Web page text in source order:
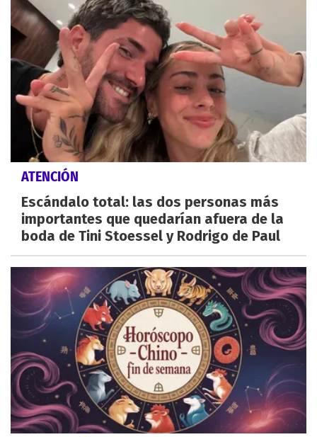
ATENCIÓN
Escándalo total: las dos personas más
importantes que quedarían afuera de la
boda de Tini Stoessel y Rodrigo de Paul